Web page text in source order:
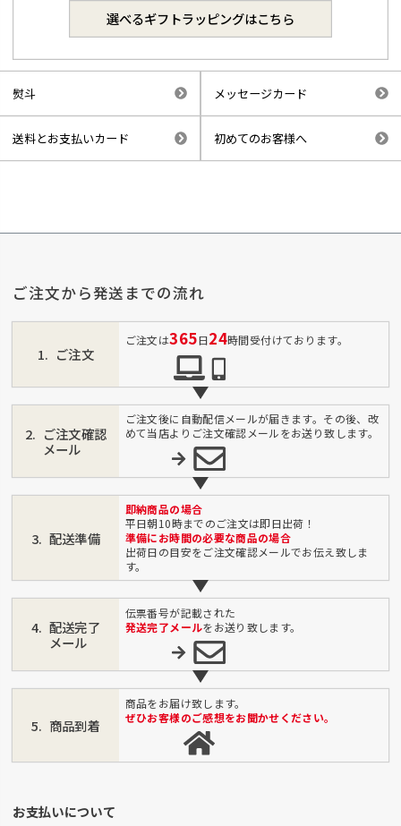
選べるギフトラッピングはこちら
熨斗 メッセージカード
送料とお支払いカード 初めてのお客様へ
ご注文から発送までの流れ
ご注文
ご注文は365日24時間受付けております。
ご注文確認
メール
ご注文後に自動配信メールが届きます。その後、改
めて当店よりご注文確認メールをお送り致します。
配送準備
即納商品の場合
平日朝10時までのご注文は即日出荷！
準備にお時間の必要な商品の場合
出荷日の目安をご注文確認メールでお伝え致しま
す。
配送完了
メール
伝票番号が記載された
発送完了メールをお送り致します。
商品到着
商品をお届け致します。
ぜひお客様のご感想をお聞かせください。
お支払いについて